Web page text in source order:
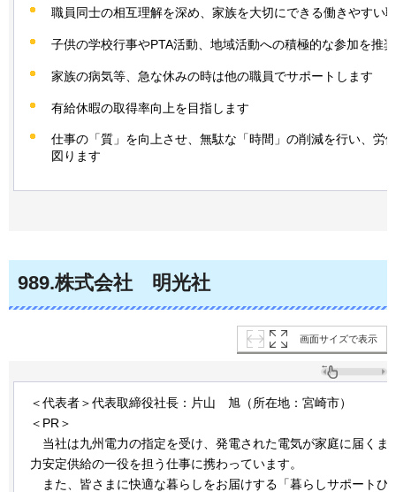
職員同士の相互理解を深め、家族を大切にできる働きやすい
子供の学校行事やPTA活動、地域活動への積極的な参加を推
家族の病気等、急な休みの時は他の職員でサポートします
有給休暇の取得率向上を目指します
仕事の「質」を向上させ、無駄な「時間」の削減を行い、労
図ります
989.株式会社 明光社
画面サイズで表示
＜代表者＞代表取締役社長：片山 旭 （所在地：宮崎市）
＜PR＞
当社は九州電力の指定を受け、発電された電気が家庭に届くま
力安定供給の一役を担う仕事に携わっています。
また 、皆さまに快適な暮らしをお届けする「暮らしサポートひ